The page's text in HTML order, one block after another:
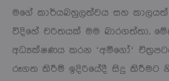
මගේ කාර්යබහුලත්වය සහ
විදිහේ චරිතයක් මම බාරගත්තා.
අධ්‍යක්ෂණය කරන ‘අමීගෝ‘
රූගත කිරීම් ඉදිරියේදී සිදු කිරීමට